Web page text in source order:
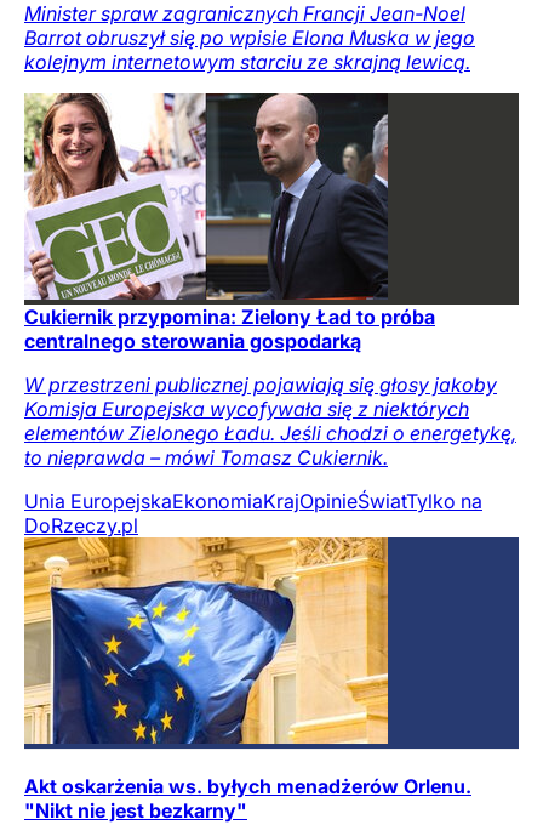
Minister spraw zagranicznych Francji Jean-Noel
Barrot obruszył się po wpisie Elona Muska w jego
kolejnym internetowym starciu ze skrajną lewicą.
Cukiernik przypomina: Zielony Ład to próba
centralnego sterowania gospodarką
W przestrzeni publicznej pojawiają się głosy jakoby
Komisja Europejska wycofywała się z niektórych
elementów Zielonego Ładu. Jeśli chodzi o energetykę,
to nieprawda – mówi Tomasz Cukiernik.
Unia EuropejskaEkonomiaKrajOpinieŚwiatTylko na
DoRzeczy.pl
Akt oskarżenia ws. byłych menadżerów Orlenu.
"Nikt nie jest bezkarny"